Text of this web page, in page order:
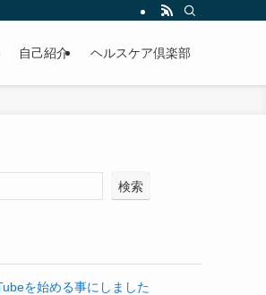
自己紹介 ヘルスケア倶楽部
検索
を始める事にしました